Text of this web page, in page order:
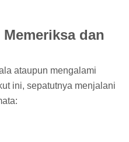
dan
ataupun mengalami
ini, sepatutnya menjalani